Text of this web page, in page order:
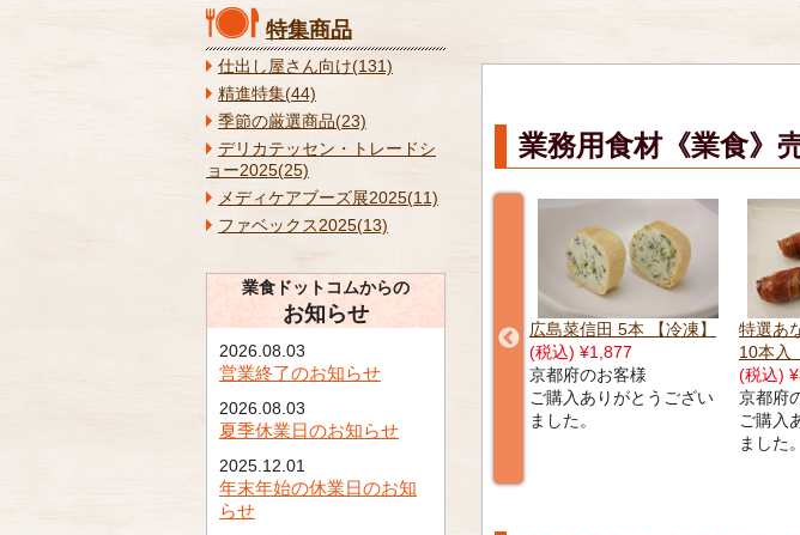
業務用食材《業食》
角あげ15g 1kg 【冷凍】
福岡県のお客様
ご購入ありがとうござい
広島菜信田 5本 【冷凍】
京都府のお客様
ました。
特選あなご八幡巻(細巻)
10本入 【冷凍】
(税込) ¥3,105
京都府のお客様
ご購入ありがとうござい
笹巻茶
【冷凍】
(税込)
京都府
ご購入
ました。
特集商品
仕出し屋さん向け(131)
精進特集(44)
季節の厳選商品(23)
デリカテッセン・トレードシ
ョー2025(25)
メディケアブーズ展2025(11)
ファベックス2025(13)
業食ドットコムからの
お知らせ
2026.08.03
営業終了のお知らせ
2026.08.03
夏季休業日のお知らせ
2025.12.01
年末年始の休業日のお知
らせ